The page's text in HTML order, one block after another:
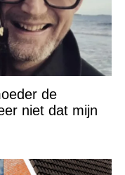
de
niet dat mijn